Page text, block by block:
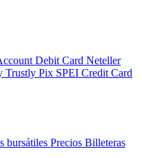
Debit Card Neteller
Trustly Pix SPEI Credit Card
bursátiles Precios Billeteras